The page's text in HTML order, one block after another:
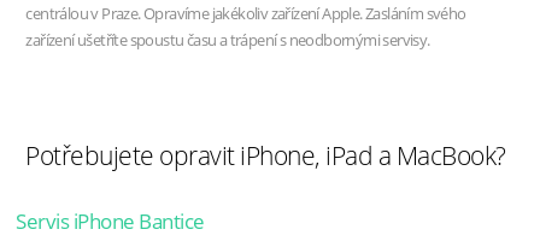
centrálou v Praze. Opravíme jakékoliv zařízení Apple. Zasláním svého
zařízení ušetříte spoustu času a trápení s neodbornými servisy.
Potřebujete opravit iPhone, iPad a MacBook?
Servis iPhone Bantice